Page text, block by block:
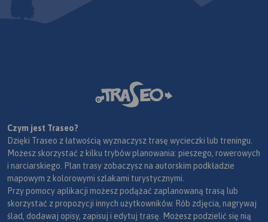
Czym jest Traseo?
Dzięki Traseo z łatwością wyznaczysz trasę wycieczki lub treningu.
Możesz skorzystać z kilku trybów planowania: pieszego, rowerowych
i narciarskiego. Plan trasy zobaczysz na autorskim podkładzie
mapowym z kolorowymi szlakami turystycznymi.
Przy pomocy aplikacji możesz podążać zaplanowaną trasą lub
skorzystać z propozycji innych użytkowników. Rób zdjęcia, nagrywaj
ślad, dodawaj opisy, zapisuj i edytuj trasę. Możesz podzielić się nią